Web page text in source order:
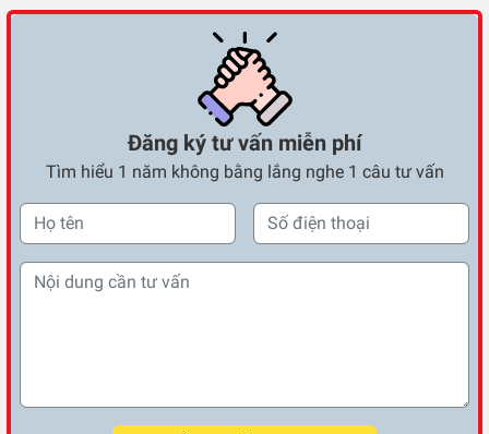
Đăng ký tư vấn miễn phí
Tìm hiểu 1 năm không bằng lắng nghe 1 câu tư vấn